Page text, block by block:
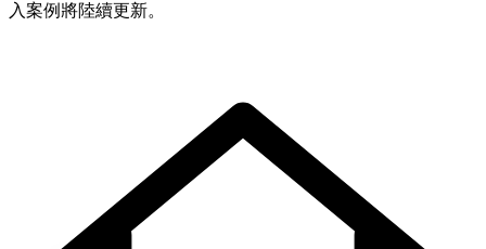
入案例將陸續更新。